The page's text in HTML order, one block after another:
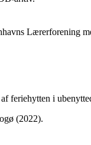
Lærerforening
feriehytten i